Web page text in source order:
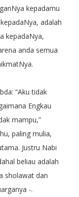
kepadamu
adalah
kepadaNya,
anda semua
“Aku tidak
Engkau
mampu,”
paling mulia,
Justru Nabi
beliau adalah
sholawat dan
-.